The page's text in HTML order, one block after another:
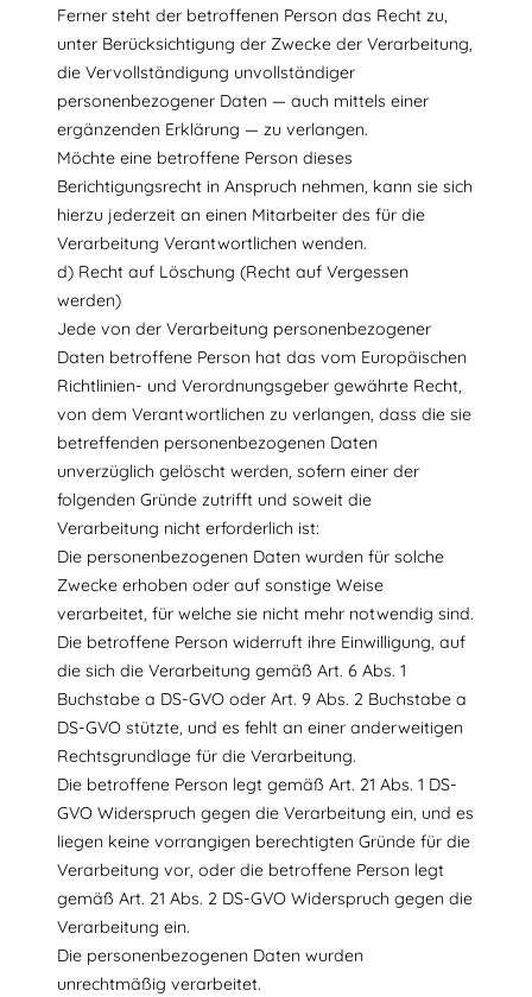
Ferner steht der betroffenen Person das Recht zu,
unter Berücksichtigung der Zwecke der Verarbeitung,
die Vervollständigung unvollständiger
personenbezogener Daten — auch mittels einer
ergänzenden Erklärung — zu verlangen.
Möchte eine betroffene Person dieses
Berichtigungsrecht in Anspruch nehmen, kann sie sich
hierzu jederzeit an einen Mitarbeiter des für die
Verarbeitung Verantwortlichen wenden.
d) Recht auf Löschung (Recht auf Vergessen
werden)
Jede von der Verarbeitung personenbezogener
Daten betroffene Person hat das vom Europäischen
Richtlinien- und Verordnungsgeber gewährte Recht,
von dem Verantwortlichen zu verlangen, dass die sie
betreffenden personenbezogenen Daten
unverzüglich gelöscht werden, sofern einer der
folgenden Gründe zutrifft und soweit die
Verarbeitung nicht erforderlich ist:
Die personenbezogenen Daten wurden für solche
Zwecke erhoben oder auf sonstige Weise
verarbeitet, für welche sie nicht mehr notwendig sind.
Die betroffene Person widerruft ihre Einwilligung, auf
die sich die Verarbeitung gemäß Art. 6 Abs. 1
Buchstabe a DS-GVO oder Art. 9 Abs. 2 Buchstabe a
DS-GVO stützte, und es fehlt an einer anderweitigen
Rechtsgrundlage für die Verarbeitung.
Die betroffene Person legt gemäß Art. 21 Abs. 1 DS-
GVO Widerspruch gegen die Verarbeitung ein, und es
liegen keine vorrangigen berechtigten Gründe für die
Verarbeitung vor, oder die betroffene Person legt
gemäß Art. 21 Abs. 2 DS-GVO Widerspruch gegen die
Verarbeitung ein.
Die personenbezogenen Daten wurden
unrechtmäßig verarbeitet.